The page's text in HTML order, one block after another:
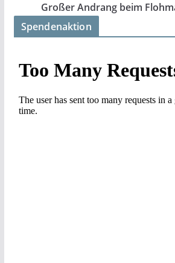
Großer Andrang beim
Spendenaktion